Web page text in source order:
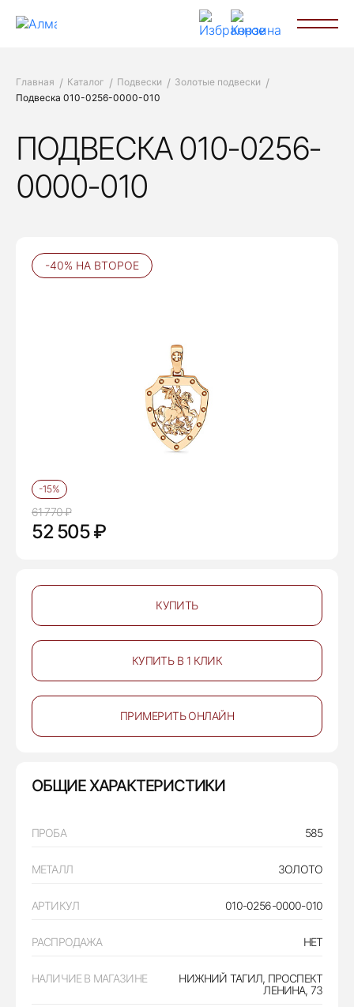
Главная Каталог Подвески
Золотые подвески
Подвеска 010-0256-0000-010
ПОДВЕСКА 010-0256-
0000-010
-40% НА ВТОРОЕ
61 770 ₽
-15%
52 505 ₽
ОБЩИЕ ХАРАКТЕРИСТИКИ
ПРОБА 585
МЕТАЛЛ ЗОЛОТО
АРТИКУЛ 010-0256-0000-010
РАСПРОДАЖА НЕТ
НАЛИЧИЕ В МАГАЗИНЕ
НИЖНИЙ ТАГИЛ, ПРОСПЕКТ
ЛЕНИНА, 73
КУПИТЬ
КУПИТЬ В 1 КЛИК
ПРИМЕРИТЬ ОНЛАЙН